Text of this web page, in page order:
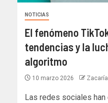
NOTICIAS
El fenómeno
tendencias y la
algoritmo
10 marzo 2026
Las redes sociales han